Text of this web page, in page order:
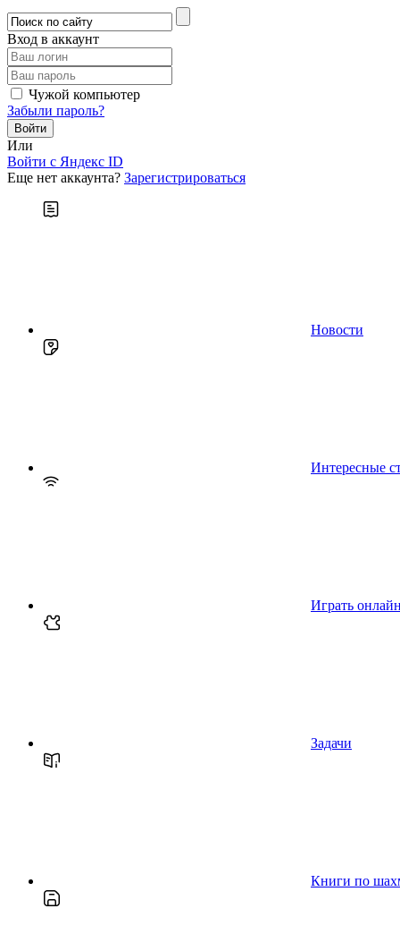
Вход в аккаунт
Чужой компьютер
Забыли пароль?
Или
Войти c Яндекс ID
Еще нет аккаунта? Зарегистрироваться
Новости
Интересные
Играть онлайн
Задачи
Книги по